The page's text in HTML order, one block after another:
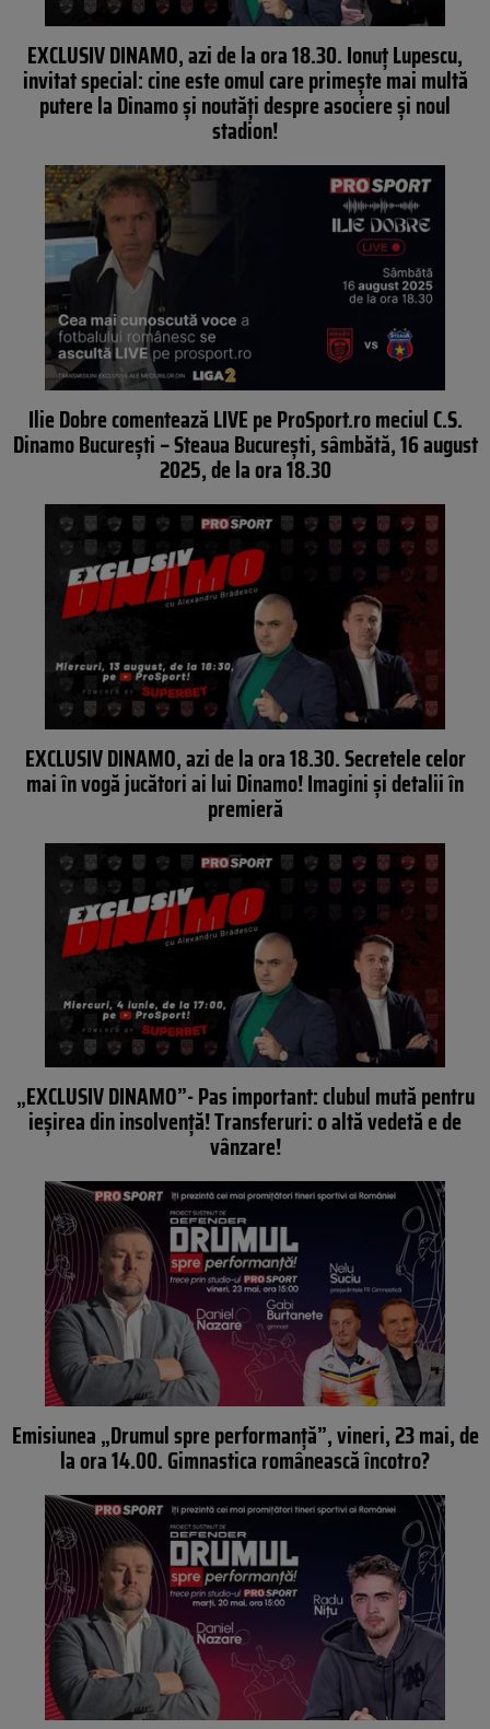
EXCLUSIV DINAMO, azi de la ora 18.30. Ionuț Lupescu,
invitat special: cine este omul care primește mai multă
putere la Dinamo și noutăți despre asociere și noul
stadion!
Ilie Dobre comentează LIVE pe ProSport.ro meciul C.S.
Dinamo București – Steaua București, sâmbătă, 16 august
2025, de la ora 18.30
EXCLUSIV DINAMO, azi de la ora 18.30. Secretele celor
mai în vogă jucători ai lui Dinamo! Imagini și detalii în
premieră
„EXCLUSIV DINAMO”- Pas important: clubul mută pentru
ieșirea din insolvență! Transferuri: o altă vedetă e de
vânzare!
Emisiunea „Drumul spre performanță”, vineri, 23 mai, de
la ora 14.00. Gimnastica românească încotro?